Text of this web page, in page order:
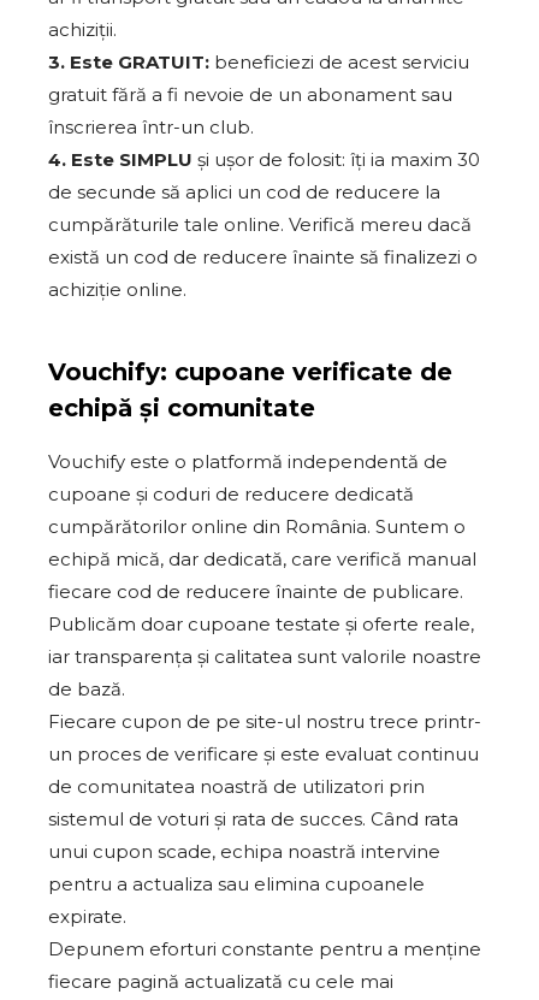
achiziții.
3. Este GRATUIT: beneficiezi de acest serviciu
gratuit fără a fi nevoie de un abonament sau
înscrierea într-un club.
4. Este SIMPLU și ușor de folosit: îți ia maxim 30
de secunde să aplici un cod de reducere la
cumpărăturile tale online. Verifică mereu dacă
există un cod de reducere înainte să finalizezi o
achiziție online.
Vouchify: cupoane verificate de
echipă și comunitate
Vouchify este o platformă independentă de
cupoane și coduri de reducere dedicată
cumpărătorilor online din România. Suntem o
echipă mică, dar dedicată, care verifică manual
fiecare cod de reducere înainte de publicare.
Publicăm doar cupoane testate și oferte reale,
iar transparența și calitatea sunt valorile noastre
de bază.
Fiecare cupon de pe site-ul nostru trece printr-
un proces de verificare și este evaluat continuu
de comunitatea noastră de utilizatori prin
sistemul de voturi și rata de succes. Când rata
unui cupon scade, echipa noastră intervine
pentru a actualiza sau elimina cupoanele
expirate.
Depunem eforturi constante pentru a menține
fiecare pagină actualizată cu cele mai